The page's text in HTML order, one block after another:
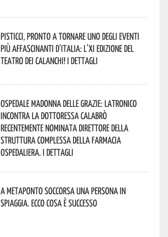
Pisticci, pronto a tornare uno degli eventi
più affascinanti d’Italia: l’XI edizione del
Teatro dei Calanchi! I dettagli
Ospedale Madonna delle Grazie: Latronico
incontra la dottoressa Calabrò
recentemente nominata Direttore della
Struttura Complessa della Farmacia
Ospedaliera. I dettagli
A Metaponto soccorsa una persona in
spiaggia. Ecco cosa è successo